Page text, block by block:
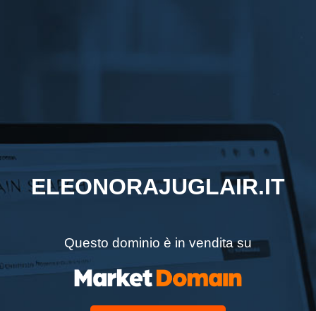
ELEONORAJUGLAIR.IT
Questo dominio è in vendita su